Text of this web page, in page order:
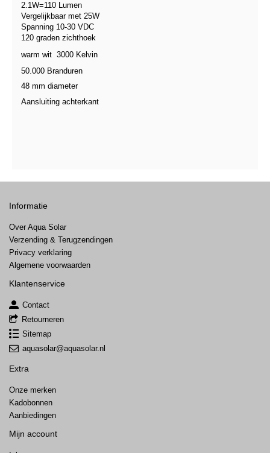
2.1W=110 Lumen
Vergelijkbaar met 25W
Spanning 10-30 VDC
120 graden zichthoek
warm wit 3000 Kelvin
50.000 Branduren
48 mm diameter
Aansluiting achterkant
Informatie
Over Aqua Solar
Verzending & Terugzendingen
Privacy verklaring
Algemene voorwaarden
Klantenservice
Contact
Retourneren
Sitemap
aquasolar@aquasolar.nl
Extra
Onze merken
Kadobonnen
Aanbiedingen
Mijn account